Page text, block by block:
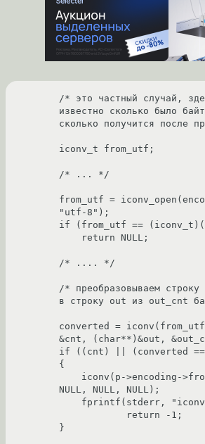
/* это частный случай,
известно сколько было
сколько получится после
iconv_t from_utf;
/* ... */
from_utf =
"utf-8");
if (from_utf ==
/* .... */
/* преобразовываем
в строку out из out_cnt
converted =
&cnt, (char**)&out,
if ((cnt) || (converted
{
NULL, NULL, NULL);
}